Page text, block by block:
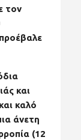
τον
και
καλό
άνετη
(12